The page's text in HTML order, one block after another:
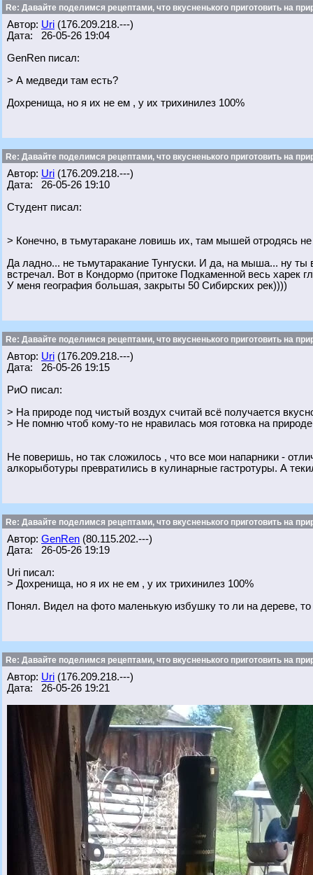
Re: Давайте поделимся рецептами, что вкусненького приготовить на
Автор: Uri (176.209.218.---)
Дата: 26-05-26 19:04
GenRen писал:
> А медведи там есть?
Дохренища, но я их не ем , у их трихинилез 100%
Re: Давайте поделимся рецептами, что вкусненького приготовить на
Автор: Uri (176.209.218.---)
Дата: 26-05-26 19:10
Студент писал:
> Конечно, в тьмутаракане ловишь их, там мышей отродясь
Да ладно... не тьмутаракание Тунгуски. И да, на мыша... ну ты
встречал. Вот в Кондормо (притоке Подкаменной весь харек
У меня география большая, закрыты 50 Сибирских рек))))
Re: Давайте поделимся рецептами, что вкусненького приготовить на
Автор: Uri (176.209.218.---)
Дата: 26-05-26 19:15
РиО писал:
> На природе под чистый воздух считай всё получается
> Не помню чтоб кому-то не нравилась моя готовка на
Не поверишь, но так сложилось , что все мои напарники -
алкорыботуры превратились в кулинарные гастротуры. А
Re: Давайте поделимся рецептами, что вкусненького приготовить на
Автор: GenRen (80.115.202.---)
Дата: 26-05-26 19:19
Uri писал:
> Дохренища, но я их не ем , у их трихинилез 100%
Понял. Видел на фото маленькую избушку то ли на дереве,
Re: Давайте поделимся рецептами, что вкусненького приготовить на
Автор: Uri (176.209.218.---)
Дата: 26-05-26 19:21